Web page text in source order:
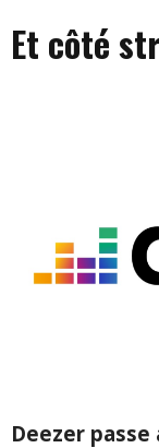
Et côté
Deezer